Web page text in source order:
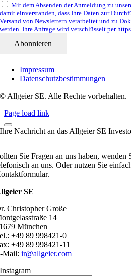
Mit dem Absenden der Anmeldung zu
damit einverstanden, dass Ihre Daten zur
Versand von Newslettern verarbeitet und zu
werden. Ihre Anfrage wird verschlüsselt per
Impressum
Datenschutzbestimmungen
© Allgeier SE. Alle Rechte vorbehalten.
Page load link
Ihre Nachricht an das Allgeier SE
Sie Fragen an uns haben,
an uns. Oder nutzen Sie
SE
Christopher Große
14
München
+49 89 998421-0
+49 89 998421-11
Mail:ir@allgeier.com
Instagram